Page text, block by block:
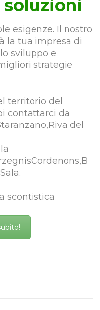
esigenze. Il nostro
la tua impresa di
sviluppo e
strategie
territorio del
contattarci da
del
scontistica